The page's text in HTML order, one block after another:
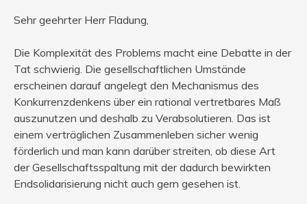
Sehr geehrter Herr Fladung,
Die Komplexität des Problems macht eine Debatte in der
Tat schwierig. Die gesellschaftlichen Umstände
erscheinen darauf angelegt den Mechanismus des
Konkurrenzdenkens über ein rational vertretbares Maß
auszunutzen und deshalb zu Verabsolutieren. Das ist
einem verträglichen Zusammenleben sicher wenig
förderlich und man kann darüber streiten, ob diese Art
der Gesellschaftsspaltung mit der dadurch bewirkten
Endsolidarisierung nicht auch gern gesehen ist.